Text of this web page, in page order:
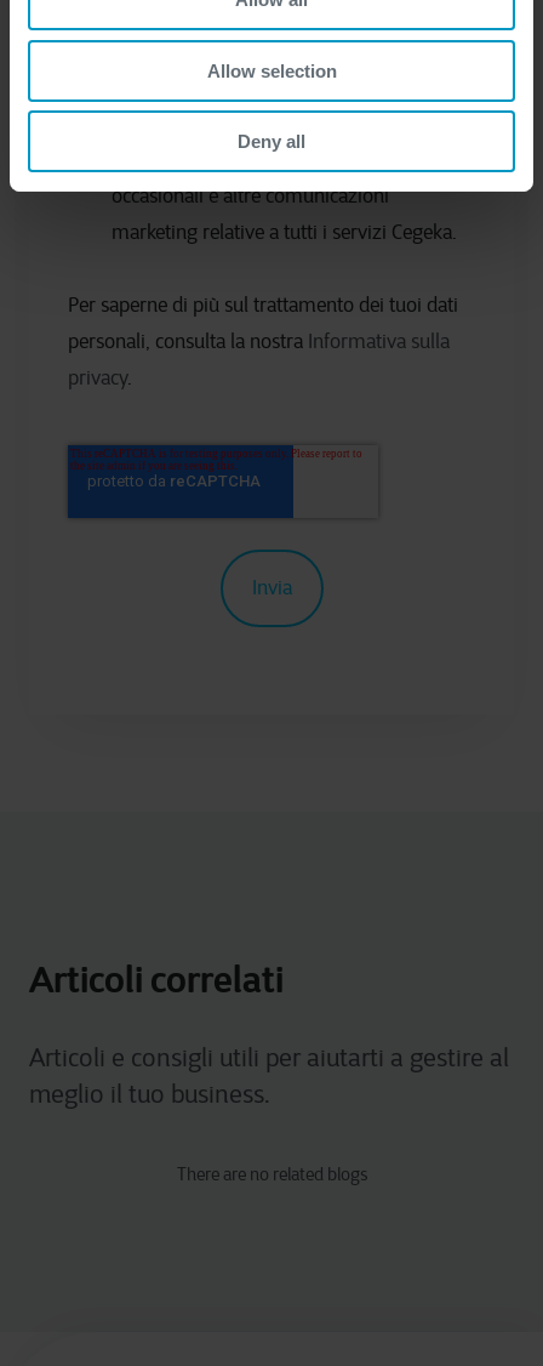
Allow selection
Deny all
richiesta e/o per contattarmi in merito alle
informazioni o ai servizi richiesti.
Desidero ricevere aggiornamenti
occasionali e altre comunicazioni
marketing relative a tutti i servizi Cegeka.
Per saperne di più sul trattamento dei tuoi dati
personali, consulta la nostra Informativa sulla
privacy.
Articoli correlati
Articoli e consigli utili per aiutarti a gestire al
meglio il tuo business.
There are no related blogs